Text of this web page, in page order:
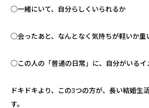
◯一緒にいて、自分らしくいられるか
◯会ったあと、なんとなく気持ちが軽いか重
◯この人の「普通の日常」に、自分がいるイ
ドキドキより、この3つの方が、長い結婚生
す。